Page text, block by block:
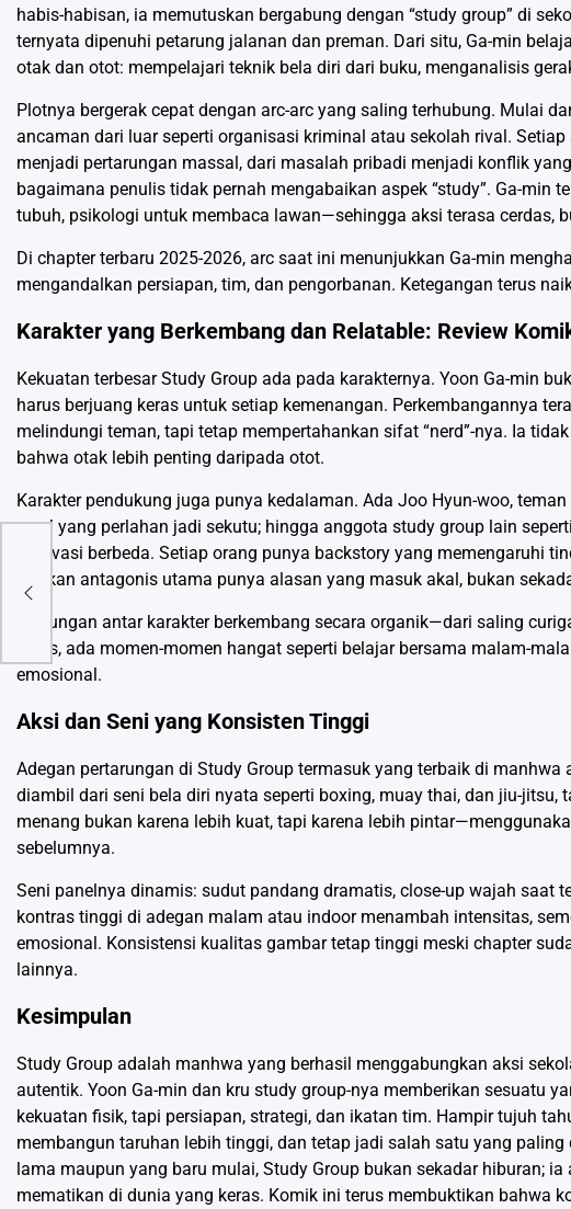
habis-habisan, ia memutuskan bergabung dengan “study group” di
ternyata dipenuhi petarung jalanan dan preman. Dari situ, Ga-min
otak dan otot: mempelajari teknik bela diri dari buku, menganalisis
Plotnya bergerak cepat dengan arc-arc yang saling terhubung. Mulai
ancaman dari luar seperti organisasi kriminal atau sekolah rival.
menjadi pertarungan massal, dari masalah pribadi menjadi konflik
bagaimana penulis tidak pernah mengabaikan aspek “study”. Ga-
tubuh, psikologi untuk membaca lawan—sehingga aksi terasa cerdas,
Di chapter terbaru 2025-2026, arc saat ini menunjukkan Ga-min
mengandalkan persiapan, tim, dan pengorbanan. Ketegangan terus
Karakter yang Berkembang dan Relatable: Review
Kekuatan terbesar Study Group ada pada karakternya. Yoon Ga-min
harus berjuang keras untuk setiap kemenangan. Perkembangannya
melindungi teman, tapi tetap mempertahankan sifat “nerd”-nya. Ia
bahwa otak lebih penting daripada otot.
Karakter pendukung juga punya kedalaman. Ada Joo Hyun-woo,
awal yang perlahan jadi sekutu; hingga anggota study group lain
motivasi berbeda. Setiap orang punya backstory yang memengaruhi
Bahkan antagonis utama punya alasan yang masuk akal, bukan
Hubungan antar karakter berkembang secara organik—dari saling
keras, ada momen-momen hangat seperti belajar bersama malam-
emosional.
Aksi dan Seni yang Konsisten Tinggi
Adegan pertarungan di Study Group termasuk yang terbaik di
diambil dari seni bela diri nyata seperti boxing, muay thai, dan jiu-
menang bukan karena lebih kuat, tapi karena lebih
sebelumnya.
Seni panelnya dinamis: sudut pandang dramatis, close-up wajah saat
kontras tinggi di adegan malam atau indoor menambah intensitas,
emosional. Konsistensi kualitas gambar tetap tinggi meski chapter
lainnya.
Kesimpulan
Study Group adalah manhwa yang berhasil menggabungkan aksi
autentik. Yoon Ga-min dan kru study group-nya memberikan sesuatu
kekuatan fisik, tapi persiapan, strategi, dan ikatan tim. Hampir tujuh
membangun taruhan lebih tinggi, dan tetap jadi salah satu yang
lama maupun yang baru mulai, Study Group bukan sekadar hiburan;
mematikan di dunia yang keras. Komik ini terus membuktikan bahwa